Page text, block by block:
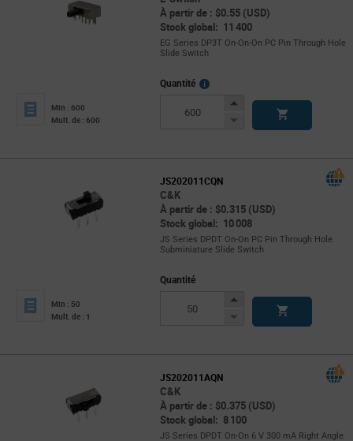
À partir de : $0.55 (USD)
Stock global: 11 400
EG Series DP3T On-On-On PC Pin Through Hole
Slide Switch
Min : 600
Mult. de : 600
Quantité
More
Increase
Decrease
JS202011CQN
C&K
À partir de : $0.315 (USD)
Stock global: 10 008
JS Series DPDT On-On PC Pin Through Hole
Subminiature Slide Switch
Min : 50
Mult. de : 1
Quantité
Increase
Decrease
JS202011AQN
C&K
À partir de : $0.375 (USD)
Stock global: 8 100
JS Series DPDT On-On 6 V 300 mA Right Angle